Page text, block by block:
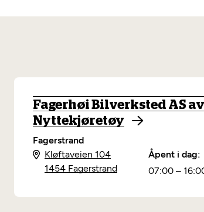
Fagerhøi Bilverksted AS
Nyttekjøretøy
Fagerstrand
Kløftaveien 104
1454 Fagerstrand
Åpent i dag:
07:00 –